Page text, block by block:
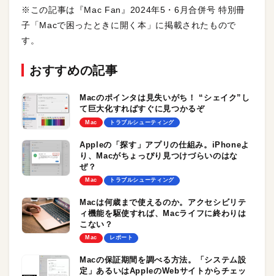
※この記事は『Mac Fan』2024年5・6月合併号 特別冊
子「Macで困ったときに開く本」に掲載されたもので
す。
おすすめの記事
Macのポインタは見失いがち！ “シェイク”し
て巨大化すればすぐに見つかるぞ
Mac トラブルシューティング
Appleの「探す」アプリの仕組み。iPhoneよ
り、Macがちょっぴり見つけづらいのはな
ぜ？
Mac トラブルシューティング
Macは何歳まで使えるのか。アクセシビリテ
ィ機能を駆使すれば、Macライフに終わりは
こない？
Mac レポート
Macの保証期間を調べる方法。「システム設
定」あるいはAppleのWebサイトからチェッ